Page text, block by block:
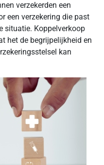
verzekerden een
een verzekering die past
situatie. Koppelverkoop
het de begrijpelijkheid en
kan